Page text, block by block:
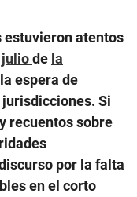
estuvieron atentos
juliode la
espera de
Si
recuentos sobre
por la falta
en el corto